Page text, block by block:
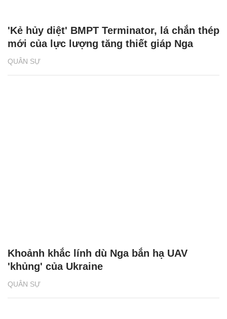
QUÂN SỰ
'Kẻ hủy diệt' BMPT Terminator, lá chắn thép
mới của lực lượng tăng thiết giáp Nga
QUÂN SỰ
Khoảnh khắc lính dù Nga bắn hạ UAV
'khủng' của Ukraine